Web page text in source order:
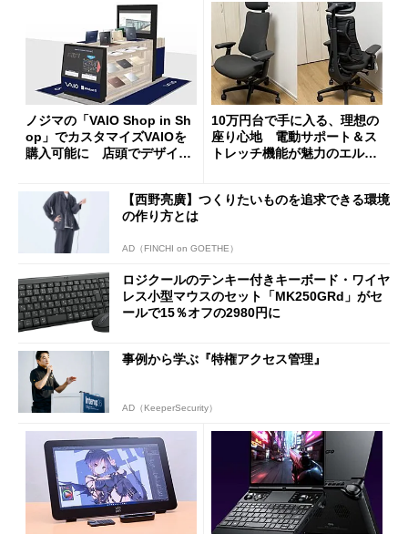
ノジマの「VAIO Shop in Sh
op」でカスタマイズVAIOを
購入可能に 店頭でデザイン
10万円台で手に入る、理想の
座り心地 電動サポート＆ス
トレッチ機能が魅力のエルゴ
【西野亮廣】つくりたいものを追求できる環境
の作り方とは
AD（FINCHI on GOETHE）
ロジクールのテンキー付きキーボード・ワイヤ
レス小型マウスのセット「MK250GRd」がセ
ールで15％オフの2980円に
事例から学ぶ『特権アクセス管理』
AD（KeeperSecurity）